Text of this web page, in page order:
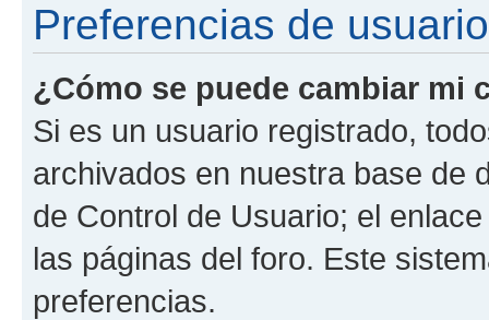
Preferencias de
¿Cómo se puede cambiar mi
Si es un usuario registrado,
archivados en nuestra base de
de Control de Usuario; el
las páginas del foro. Este
preferencias.